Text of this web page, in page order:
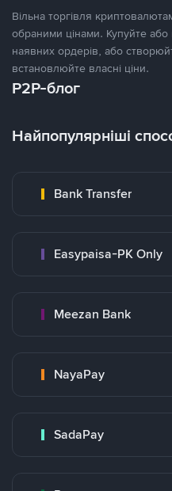
Вільна торгівля
обраними цінами. Купуйте
наявних ордерів, або
встановлюйте власні ціни.
P2P-блог
Найпопулярніші
Bank Transfer
Easypaisa-PK Only
Meezan Bank
NayaPay
SadaPay